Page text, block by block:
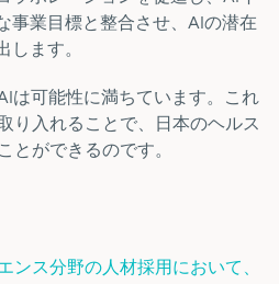
事業目標と整合させ、AIの潜在
します。
は可能性に満ちています。これ
り入れることで、日本のヘルス
とができるのです。
ンス分野の人材採用において、